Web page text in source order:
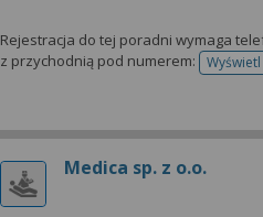
Rejestracja do tej poradni wymaga
z przychodnią pod numerem:
Medica sp. z o.o.